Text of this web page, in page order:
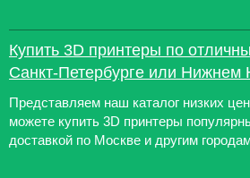
Купить 3D принтеры по
Санкт-Петербурге или Нижнем
Представляем наш каталог низких
можете купить 3D принтеры
доставкой по Москве и другим